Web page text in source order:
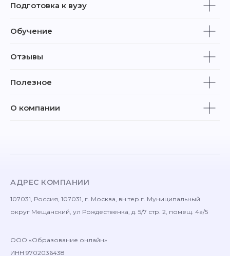
Подготовка к вузу
Обучение
Отзывы
Полезное
О компании
АДРЕС КОМПАНИИ
107031, Россия, 107031, г. Москва, вн.тер.г. Муниципальный
округ Мещанский, ул Рождественка, д. 5/7 стр. 2, помещ. 4а/5
ООО «Образование онлайн»
ИНН 9702036438